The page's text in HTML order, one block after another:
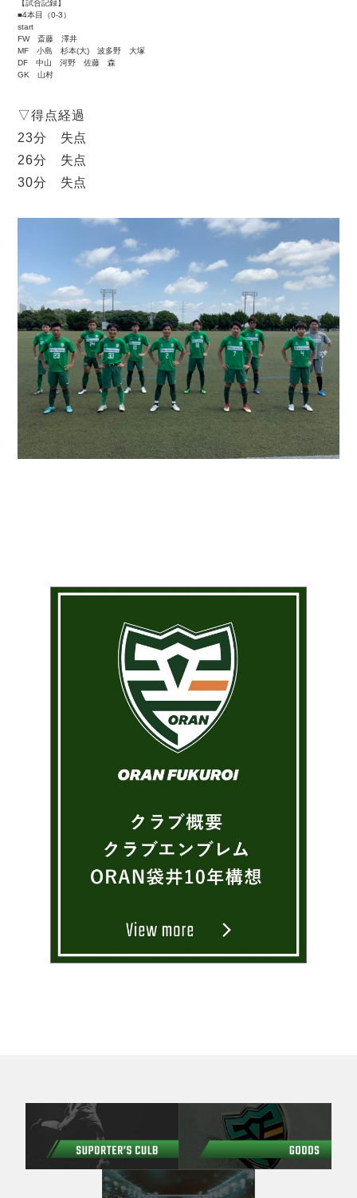
【試合記録】
■4本目（0-3）
start
FW 斎藤 澤井
MF 小島 杉本(大) 波多野 大塚
DF 中山 河野 佐藤 森
GK 山村
▽得点経過
23分 失点
26分 失点
30分 失点